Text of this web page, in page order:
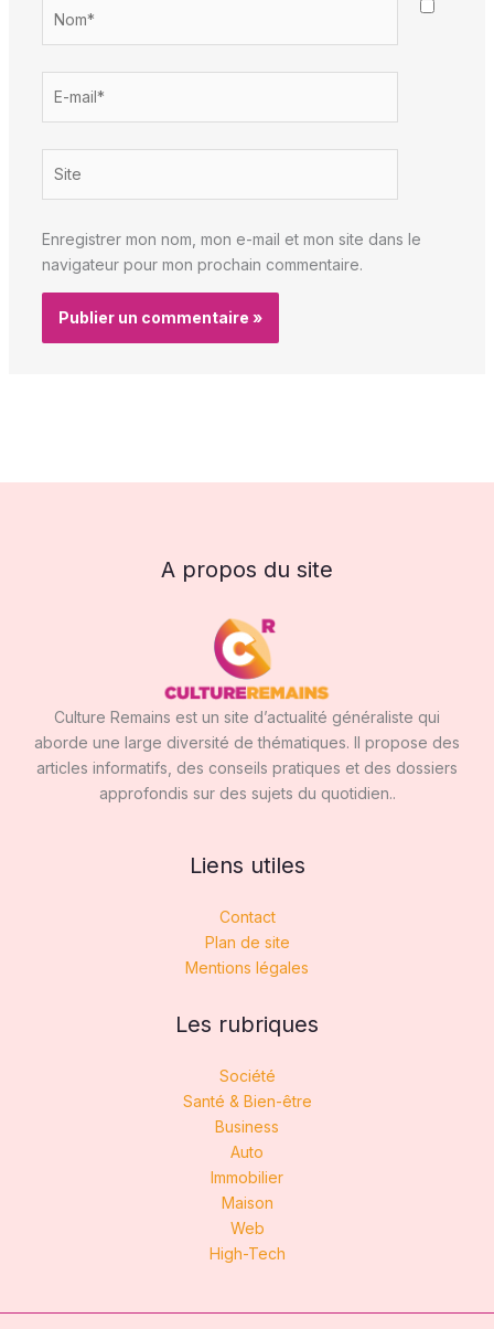
mail*
Enregistrer mon nom, mon e-mail et mon site dans le
navigateur pour mon prochain commentaire.
A propos du site
Culture Remains est un site d’actualité généraliste qui
aborde une large diversité de thématiques. Il propose des
articles informatifs, des conseils pratiques et des dossiers
approfondis sur des sujets du quotidien..
Liens utiles
Contact
Plan de site
Mentions légales
Les rubriques
Société
Santé & Bien-être
Business
Auto
Immobilier
Maison
Web
High-Tech